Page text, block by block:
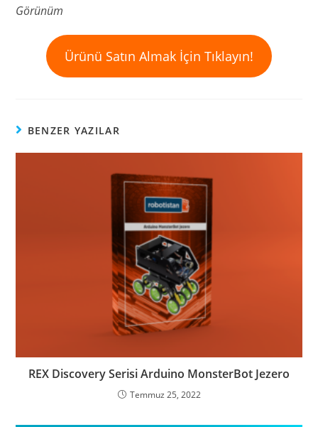
Görünüm
Ürünü Satın Almak İçin Tıklayın!
BENZER YAZILAR
REX Discovery Serisi Arduino MonsterBot Jezero
Temmuz 25, 2022